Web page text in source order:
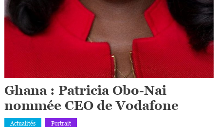
Ghana : Patricia Obo-Nai
nommée CEO de Vodafone
Actualités Portrait